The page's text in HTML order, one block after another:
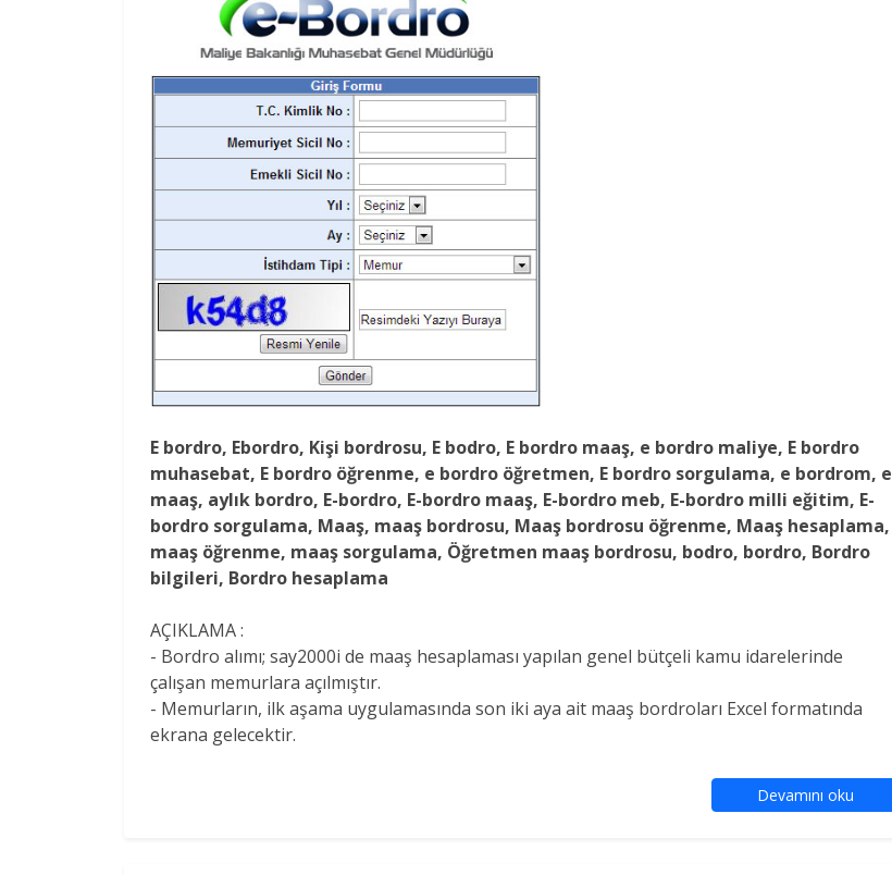
E bordro, Ebordro, Kişi bordrosu, E bodro, E bordro maaş, e bordro maliye, E bordro
muhasebat, E bordro öğrenme, e bordro öğretmen, E bordro sorgulama, e bordrom, e
maaş, aylık bordro, E-bordro, E-bordro maaş, E-bordro meb, E-bordro milli eğitim, E-
bordro sorgulama, Maaş, maaş bordrosu, Maaş bordrosu öğrenme, Maaş hesaplama,
maaş öğrenme, maaş sorgulama, Öğretmen maaş bordrosu, bodro, bordro, Bordro
bilgileri, Bordro hesaplama
AÇIKLAMA :
- Bordro alımı; say2000i de maaş hesaplaması yapılan genel bütçeli kamu idarelerinde
çalışan memurlara açılmıştır.
- Memurların, ilk aşama uygulamasında son iki aya ait maaş bordroları Excel formatında
ekrana gelecektir.
Devamını oku